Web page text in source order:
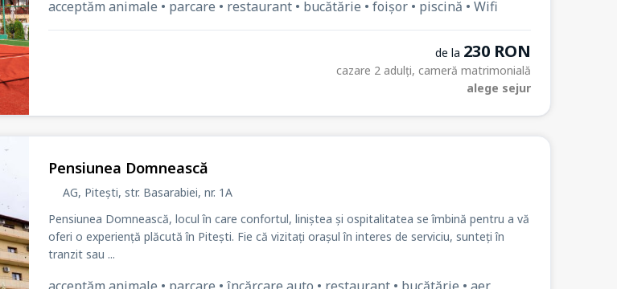
acceptăm animale • parcare • restaurant • bucătărie • foișor • piscină • Wifi
de la 230 RON
cazare 2 adulți, cameră matrimonială
alege sejur
Pensiunea Domnească
AG, Pitești, str. Basarabiei, nr. 1A
Pensiunea Domnească, locul în care confortul, liniștea și ospitalitatea se îmbină pentru a vă
oferi o experiență plăcută în Pitești. Fie că vizitați orașul în interes de serviciu, sunteți în
tranzit sau ...